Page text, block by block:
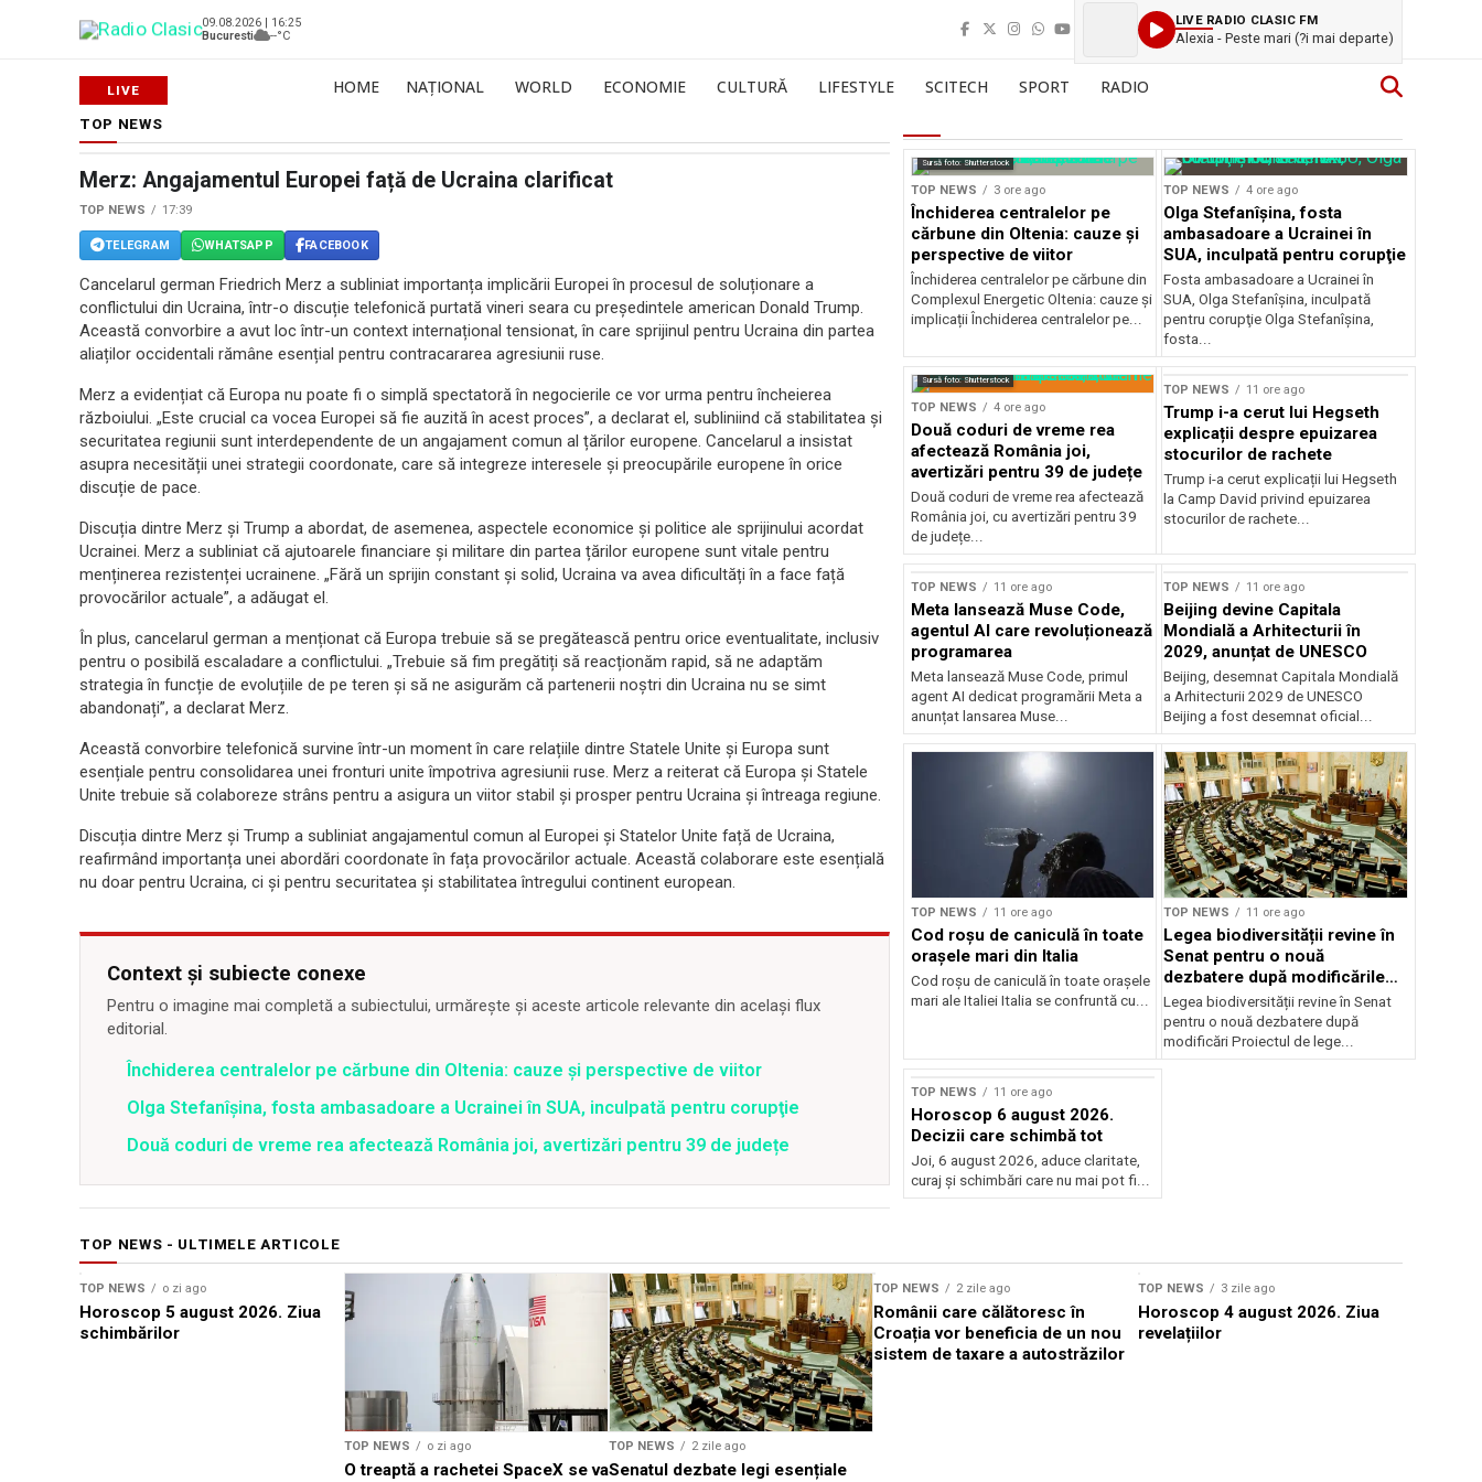
09.08.2026 | 16:25
Bucuresti
--°C
LIVE RADIO CLASIC FM
Alexia - Peste mari (?i mai departe)
HOME NAȚIONAL WORLD ECONOMIE CULTURĂ LIFESTYLE SCITECH SPORT RADIO
TOP NEWS
Merz: Angajamentul Europei față de Ucraina clarificat
TOP NEWS 17:39
TELEGRAM WHATSAPP FACEBOOK
Cancelarul german Friedrich Merz a subliniat importanța implicării Europei în procesul de soluționare a
conflictului din Ucraina, într-o discuție telefonică purtată vineri seara cu președintele american Donald Trump.
Această convorbire a avut loc într-un context internațional tensionat, în care sprijinul pentru Ucraina din partea
aliaților occidentali rămâne esențial pentru contracararea agresiunii ruse.
Merz a evidențiat că Europa nu poate fi o simplă spectatoră în negocierile ce vor urma pentru încheierea
războiului. „Este crucial ca vocea Europei să fie auzită în acest proces”, a declarat el, subliniind că stabilitatea și
securitatea regiunii sunt interdependente de un angajament comun al țărilor europene. Cancelarul a insistat
asupra necesității unei strategii coordonate, care să integreze interesele și preocupările europene în orice
discuție de pace.
Discuția dintre Merz și Trump a abordat, de asemenea, aspectele economice și politice ale sprijinului acordat
Ucrainei. Merz a subliniat că ajutoarele financiare și militare din partea țărilor europene sunt vitale pentru
menținerea rezistenței ucrainene. „Fără un sprijin constant și solid, Ucraina va avea dificultăți în a face față
provocărilor actuale”, a adăugat el.
În plus, cancelarul german a menționat că Europa trebuie să se pregătească pentru orice eventualitate, inclusiv
pentru o posibilă escaladare a conflictului. „Trebuie să fim pregătiți să reacționăm rapid, să ne adaptăm
strategia în funcție de evoluțiile de pe teren și să ne asigurăm că partenerii noștri din Ucraina nu se simt
abandonați”, a declarat Merz.
Această convorbire telefonică survine într-un moment în care relațiile dintre Statele Unite și Europa sunt
esențiale pentru consolidarea unei fronturi unite împotriva agresiunii ruse. Merz a reiterat că Europa și Statele
Unite trebuie să colaboreze strâns pentru a asigura un viitor stabil și prosper pentru Ucraina și întreaga regiune.
Discuția dintre Merz și Trump a subliniat angajamentul comun al Europei și Statelor Unite față de Ucraina,
reafirmând importanța unei abordări coordonate în fața provocărilor actuale. Această colaborare este esențială
nu doar pentru Ucraina, ci și pentru securitatea și stabilitatea întregului continent european.
Context și subiecte conexe
Pentru o imagine mai completă a subiectului, urmărește și aceste articole relevante din același flux
editorial.
Închiderea centralelor pe cărbune din Oltenia: cauze și perspective de viitor
Olga Stefanîşina, fosta ambasadoare a Ucrainei în SUA, inculpată pentru corupţie
Două coduri de vreme rea afectează România joi, avertizări pentru 39 de județe
Sursă foto: Shutterstock
TOP NEWS 3 ore ago
Închiderea centralelor pe
cărbune din Oltenia: cauze și
perspective de viitor
Închiderea centralelor pe cărbune din
Complexul Energetic Oltenia: cauze și
implicații Închiderea centralelor pe...
TOP NEWS 4 ore ago
Olga Stefanîşina, fosta
ambasadoare a Ucrainei în
SUA, inculpată pentru corupţie
Fosta ambasadoare a Ucrainei în
SUA, Olga Stefanîşina, inculpată
pentru corupţie Olga Stefanîşina,
fosta...
Sursă foto: Shutterstock
TOP NEWS 4 ore ago
Două coduri de vreme rea
afectează România joi,
avertizări pentru 39 de județe
Două coduri de vreme rea afectează
România joi, cu avertizări pentru 39
de județe...
TOP NEWS 11 ore ago
Trump i-a cerut lui Hegseth
explicații despre epuizarea
stocurilor de rachete
Trump i-a cerut explicații lui Hegseth
la Camp David privind epuizarea
stocurilor de rachete...
TOP NEWS 11 ore ago
Meta lansează Muse Code,
agentul AI care revoluționează
programarea
Meta lansează Muse Code, primul
agent AI dedicat programării Meta a
anunțat lansarea Muse...
TOP NEWS 11 ore ago
Beijing devine Capitala
Mondială a Arhitecturii în
2029, anunțat de UNESCO
Beijing, desemnat Capitala Mondială
a Arhitecturii 2029 de UNESCO
Beijing a fost desemnat oficial...
TOP NEWS 11 ore ago
Cod roșu de caniculă în toate
orașele mari din Italia
Cod roșu de caniculă în toate orașele
mari ale Italiei Italia se confruntă cu...
TOP NEWS 11 ore ago
Legea biodiversității revine în
Senat pentru o nouă
dezbatere după modificările
deputaților
Legea biodiversității revine în Senat
pentru o nouă dezbatere după
modificări Proiectul de lege...
TOP NEWS 11 ore ago
Horoscop 6 august 2026.
Decizii care schimbă tot
Joi, 6 august 2026, aduce claritate,
curaj și schimbări care nu mai pot fi...
TOP NEWS - ULTIMELE ARTICOLE
TOP NEWS o zi ago
Horoscop 5 august 2026. Ziua
schimbărilor
TOP NEWS o zi ago
O treaptă a rachetei SpaceX se va
TOP NEWS 2 zile ago
Senatul dezbate legi esențiale
TOP NEWS 2 zile ago
Românii care călătoresc în
Croația vor beneficia de un nou
sistem de taxare a autostrăzilor
TOP NEWS 3 zile ago
Horoscop 4 august 2026. Ziua
revelațiilor